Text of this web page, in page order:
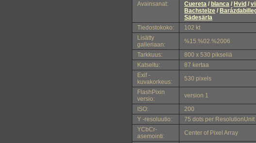
Avainsanat:
Cuereta / blanca / Hvid /
Bachstelze /
Sädesärla
Tiedostokoko:
102 kt
Lisätty
galleriaan:
%15.%02.%2006
Tarkkuus:
800 x 530 pikseliä
Katseltu:
87 kertaa
Exif -
kuvakorkeus:
530 pixels
FlashPixin
versio:
version 1
ISO:
200
Y -resoluutio:
75 dots per ResolutionUnit
YCbCr-
asemointi:
Center of Pixel Array